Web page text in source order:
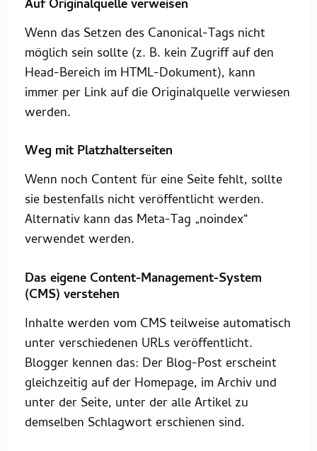
Auf Originalquelle verweisen
Wenn das Setzen des Canonical-Tags nicht
möglich sein sollte (z. B. kein Zugriff auf den
Head-Bereich im HTML-Dokument), kann
immer per Link auf die Originalquelle verwiesen
werden.
Weg mit Platzhalterseiten
Wenn noch Content für eine Seite fehlt, sollte
sie bestenfalls nicht veröffentlicht werden.
Alternativ kann das Meta-Tag „noindex“
verwendet werden.
Das eigene Content-Management-System
(CMS) verstehen
Inhalte werden vom CMS teilweise automatisch
unter verschiedenen URLs veröffentlicht.
Blogger kennen das: Der Blog-Post erscheint
gleichzeitig auf der Homepage, im Archiv und
unter der Seite, unter der alle Artikel zu
demselben Schlagwort erschienen sind.